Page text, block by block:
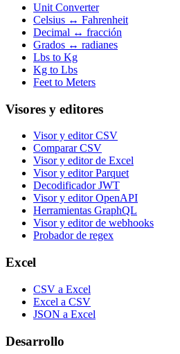
Unit Converter
Celsius ↔ Fahrenheit
Decimal ↔ fracción
Grados ↔ radianes
Lbs to Kg
Kg to Lbs
Feet to Meters
Visores y editores
Visor y editor CSV
Comparar CSV
Visor y editor de Excel
Visor y editor Parquet
Decodificador JWT
Visor y editor OpenAPI
Herramientas GraphQL
Visor y editor de webhooks
Probador de regex
Excel
CSV a Excel
Excel a CSV
JSON a Excel
Desarrollo